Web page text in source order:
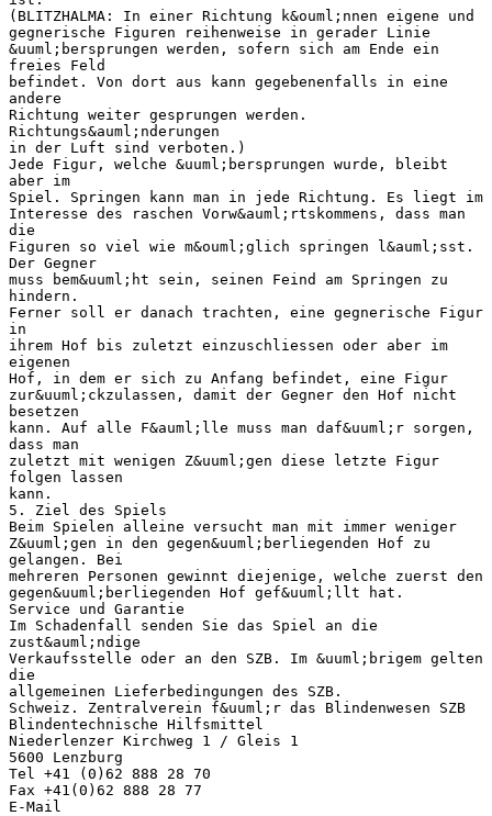
(BLITZHALMA: In einer Richtung k&ouml;nnen eigene und
gegnerische Figuren reihenweise in gerader Linie
&uuml;bersprungen werden, sofern sich am Ende ein
freies Feld
befindet. Von dort aus kann gegebenenfalls in eine
andere
Richtung weiter gesprungen werden.
Richtungs&auml;nderungen
in der Luft sind verboten.)
Jede Figur, welche &uuml;bersprungen wurde, bleibt
aber im
Spiel. Springen kann man in jede Richtung. Es liegt im
Interesse des raschen Vorw&auml;rtskommens, dass man
die
Figuren so viel wie m&ouml;glich springen l&auml;sst.
Der Gegner
muss bem&uuml;ht sein, seinen Feind am Springen zu
hindern.
Ferner soll er danach trachten, eine gegnerische Figur
in
ihrem Hof bis zuletzt einzuschliessen oder aber im
eigenen
Hof, in dem er sich zu Anfang befindet, eine Figur
zur&uuml;ckzulassen, damit der Gegner den Hof nicht
besetzen
kann. Auf alle F&auml;lle muss man daf&uuml;r sorgen,
dass man
zuletzt mit wenigen Z&uuml;gen diese letzte Figur
folgen lassen
kann.
5. Ziel des Spiels
Beim Spielen alleine versucht man mit immer weniger
Z&uuml;gen in den gegen&uuml;berliegenden Hof zu
gelangen. Bei
mehreren Personen gewinnt diejenige, welche zuerst den
gegen&uuml;berliegenden Hof gef&uuml;llt hat.
Service und Garantie
Im Schadenfall senden Sie das Spiel an die
zust&auml;ndige
Verkaufsstelle oder an den SZB. Im &uuml;brigem gelten
die
allgemeinen Lieferbedingungen des SZB.
Schweiz. Zentralverein f&uuml;r das Blindenwesen SZB
Blindentechnische Hilfsmittel
Niederlenzer Kirchweg 1 / Gleis 1
5600 Lenzburg
Tel +41 (0)62 888 28 70
Fax +41(0)62 888 28 77
E-Mail